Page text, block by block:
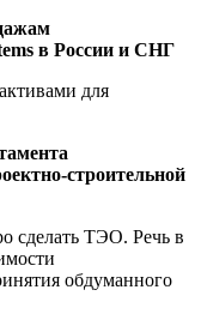
в России и СНГ
для
строительной
сделать ТЭО. Речь в
обдуманного